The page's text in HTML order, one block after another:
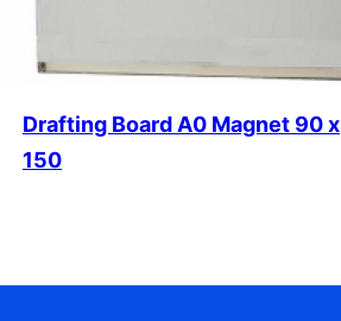
Drafting Board A0 Magnet 90 x
150